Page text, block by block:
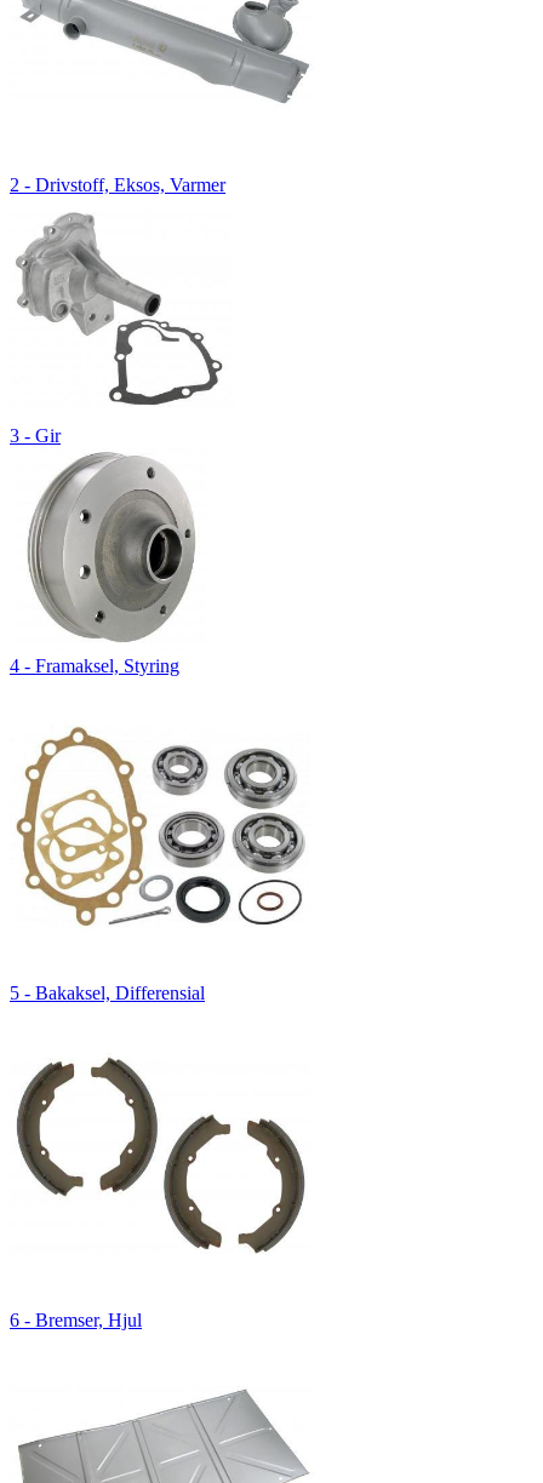
2 - Drivstoff, Eksos, Varmer
3 - Gir
4 - Framaksel, Styring
5 - Bakaksel, Differensial
6 - Bremser, Hjul